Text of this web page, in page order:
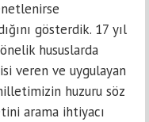
gösterdik. 17 yıl
hususlarda
veren ve uygulayan
huzuru söz
arama ihtiyacı